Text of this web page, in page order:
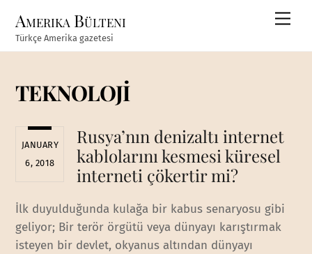
content
Amerika Bülteni
Türkçe Amerika gazetesi
TEKNOLOJİ
JANUARY
6, 2018
Rusya’nın denizaltı internet
kablolarını kesmesi küresel
interneti çökertir mi?
İlk duyulduğunda kulağa bir kabus senaryosu gibi
geliyor; Bir terör örgütü veya dünyayı karıştırmak
isteyen bir devlet, okyanus altından dünyayı